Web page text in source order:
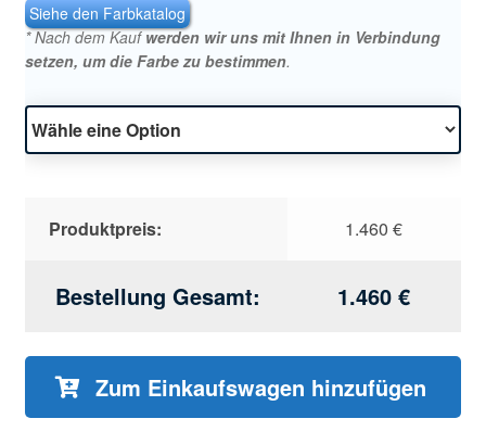
Siehe den Farbkatalog
* Nach dem Kaufwerden wir uns mit Ihnen in Verbindung
setzen, um die Farbe zu bestimmen.
Produktpreis: 1.460€
Bestellung Gesamt: 1.460€
Zum Einkaufswagen hinzufügen